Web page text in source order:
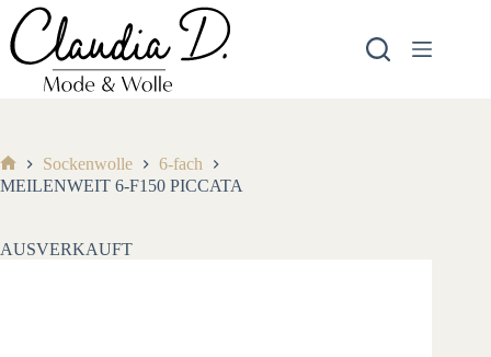
Zum
Inhalt
springen
Start
Sockenwolle
6-fach
MEILENWEIT 6-F150 PICCATA
AUSVERKAUFT